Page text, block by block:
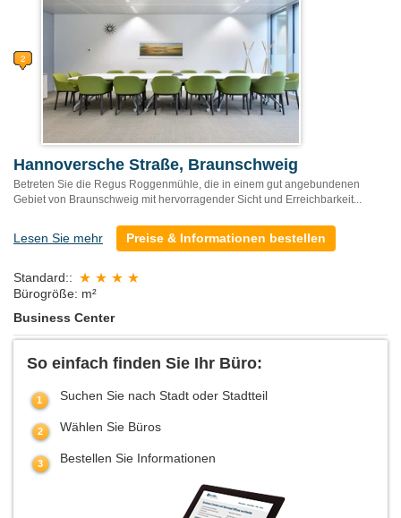
Hannoversche Straße, Braunschweig
Betreten Sie die Regus Roggenmühle, die in einem gut angebundenen
Gebiet von Braunschweig mit hervorragender Sicht und Erreichbarkeit...
Lesen Sie mehr Preise & Informationen bestellen
Standard::
Bürogröße: m²
Business Center
So einfach finden Sie Ihr Büro:
Suchen Sie nach Stadt oder Stadtteil
Wählen Sie Büros
Bestellen Sie Informationen